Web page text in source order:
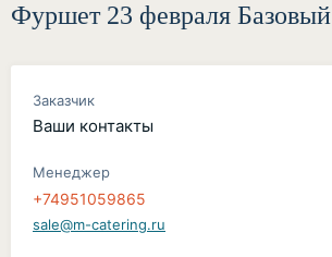
Фуршет 23 февраля Базовый
Заказчик
Ваши контакты
Менеджер
+74951059865
sale@m-catering.ru